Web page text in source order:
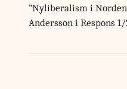
”Nyliberalism i
Andersson i Respons